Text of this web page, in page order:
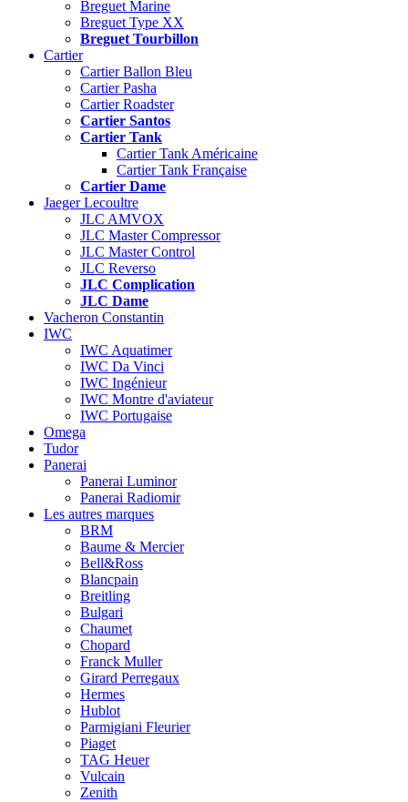
Breguet Marine
Breguet Type XX
Breguet Tourbillon
Cartier
Cartier Ballon Bleu
Cartier Pasha
Cartier Roadster
Cartier Santos
Cartier Tank
Cartier Tank Américaine
Cartier Tank Française
Cartier Dame
Jaeger Lecoultre
JLC AMVOX
JLC Master Compressor
JLC Master Control
JLC Reverso
JLC Complication
JLC Dame
Vacheron Constantin
IWC
IWC Aquatimer
IWC Da Vinci
IWC Ingénieur
IWC Montre d'aviateur
IWC Portugaise
Omega
Tudor
Panerai
Panerai Luminor
Panerai Radiomir
Les autres marques
BRM
Baume & Mercier
Bell&Ross
Blancpain
Breitling
Bulgari
Chaumet
Chopard
Franck Muller
Girard Perregaux
Hermes
Hublot
Parmigiani Fleurier
Piaget
TAG Heuer
Vulcain
Zenith